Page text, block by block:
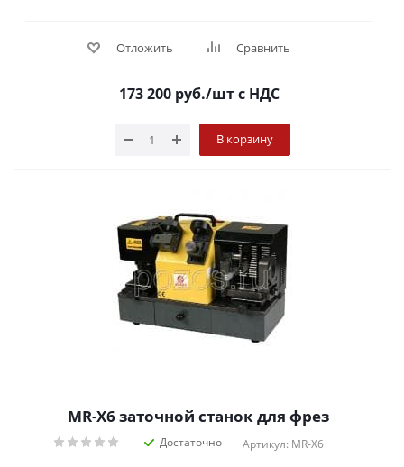
Отложить Сравнить
173 200руб./штс НДС
В корзину
MR-X6 заточной станок для фрез
Достаточно Артикул: MR-X6